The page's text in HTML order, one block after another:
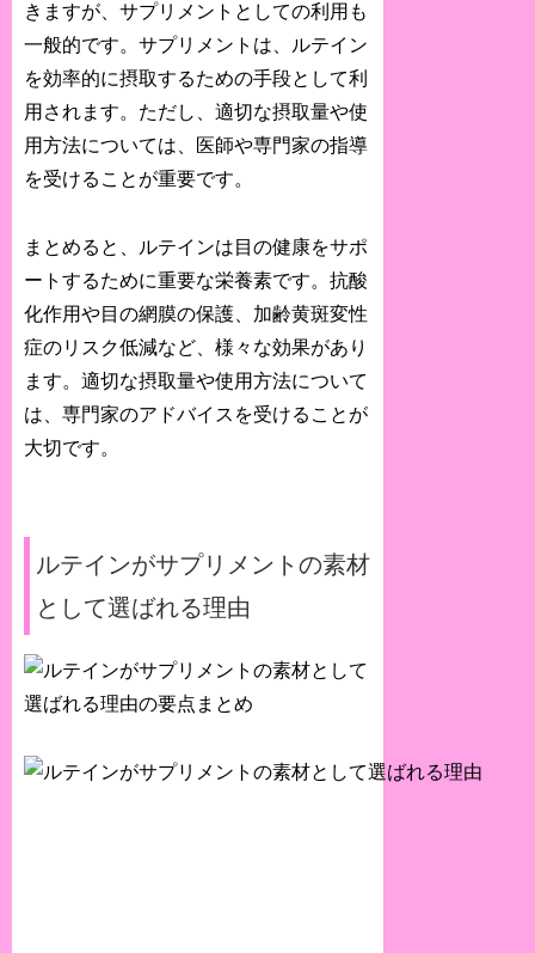
きますが、サプリメントとしての利用も
一般的です。サプリメントは、ルテイン
を効率的に摂取するための手段として利
用されます。ただし、適切な摂取量や使
用方法については、医師や専門家の指導
を受けることが重要です。
まとめると、ルテインは目の健康をサポ
ートするために重要な栄養素です。抗酸
化作用や目の網膜の保護、加齢黄斑変性
症のリスク低減など、様々な効果があり
ます。適切な摂取量や使用方法について
は、専門家のアドバイスを受けることが
大切です。
ルテインがサプリメントの素材
として選ばれる理由